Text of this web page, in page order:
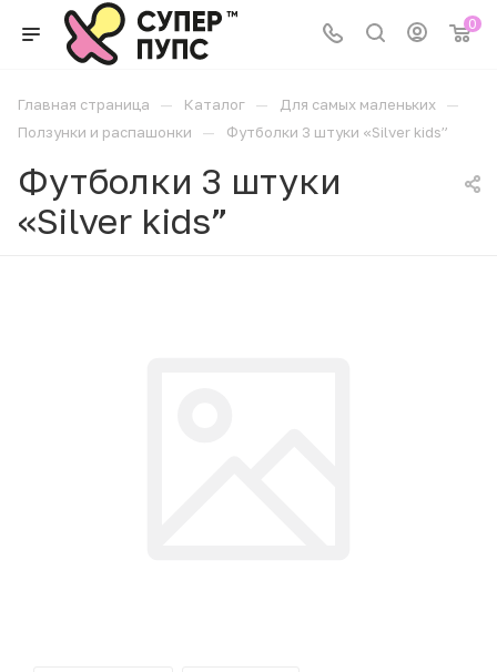
0
Главная страница — Каталог — Для самых маленьких —
Ползунки и распашонки — Футболки 3 штуки «Silver kids”
Футболки 3 штуки
«Silver kids”